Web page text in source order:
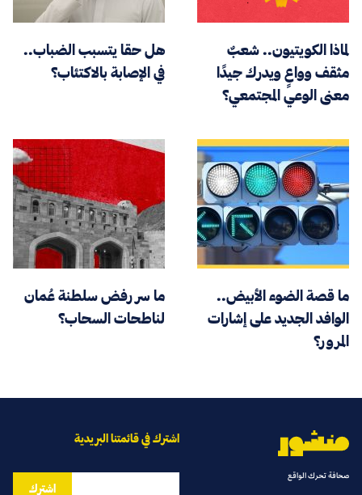
لماذا الكويتيون.. شعبٌ
مثقف وواعٍ ويدرك جيدًا
معنى الوعي المجتمعي؟
هل حقا يتسبب الضباب..
في الإصابة بالاكتئاب؟
ما قصة الضوء الأبيض..
الوافد الجديد على إشارات
المرور؟
ما سر رفض سلطنة عُمان
لناطحات السحاب؟
صحافة تحرك الواقع
اشترك في قائمتنا البريدية
اشترك